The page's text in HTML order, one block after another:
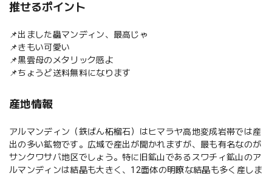
推せるポイント
📌出ました蟲マンディン、最高じゃ
📌きもい可愛い
📌黒雲母のメタリック感よ
📌ちょうど送料無料になります
産地情報
アルマンディン（鉄ばん柘榴石）はヒマラヤ高地変成岩帯では産
出の多い鉱物です。広域で産出が聞かれますが、最も有名なのが
サンクワサバ地区でしょう。特に旧鉱山であるスワチィ鉱山のア
ルマンディンは結晶も大きく、12面体の明瞭な結晶も多く産しま